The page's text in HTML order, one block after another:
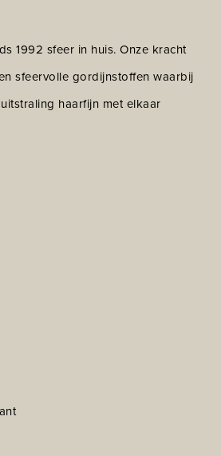
1992 sfeer in huis. Onze kracht
sfeervolle gordijnstoffen waarbij
haarfijn met elkaar